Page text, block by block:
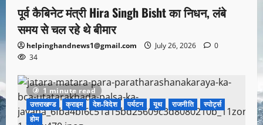
पूर्व कैबिनेट मंत्री Hira Singh Bisht का निधन, लंबे
समय से चल रहे थे बीमार
helpinghandnews1@gmail.com July 26, 2026
0
34
1 minute read
उत्तराखण्ड
क्राइम देश-विदेश पर्यटन यूथ राजनीति
स्पोर्ट्स
होम